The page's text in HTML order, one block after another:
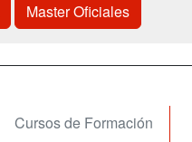
Master Oficiales
Cursos de Formación